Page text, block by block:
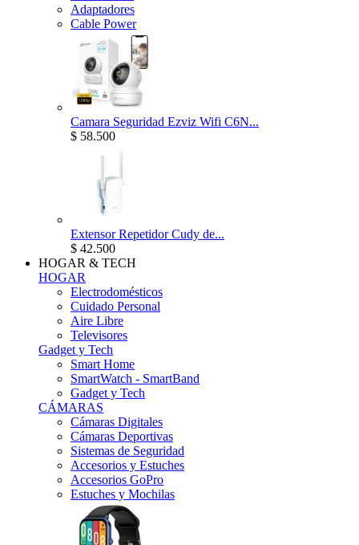
Adaptadores
Cable Power
Camara Seguridad Ezviz Wifi C6N...
$ 58.500
Extensor Repetidor Cudy de...
$ 42.500
HOGAR & TECH
HOGAR
Electrodomésticos
Cuidado Personal
Aire Libre
Televisores
Gadget y Tech
Smart Home
SmartWatch - SmartBand
Gadget y Tech
CÁMARAS
Cámaras Digitales
Cámaras Deportivas
Sistemas de Seguridad
Accesorios y Estuches
Accesorios GoPro
Estuches y Mochilas